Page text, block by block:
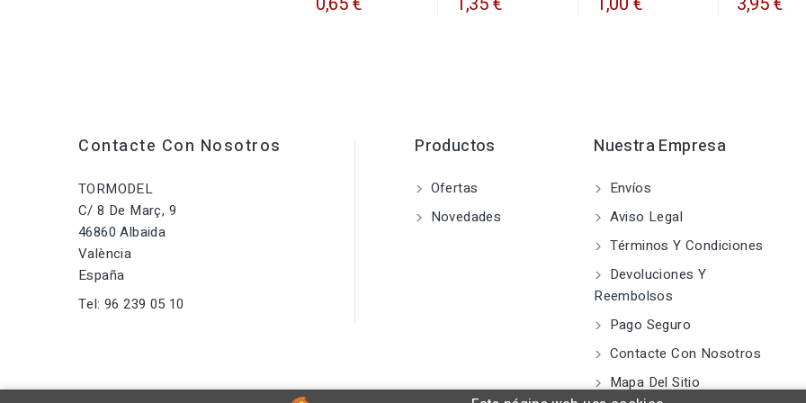
Contacte Con Nosotros
TORMODEL
C/ 8 De Març, 9
46860 Albaida
València
España
Tel: 96 239 05 10
Productos
Ofertas
Novedades
Nuestra Empresa
Envíos
Aviso Legal
Términos Y Condiciones
Devoluciones Y
Reembolsos
Pago Seguro
Contacte Con Nosotros
Mapa Del Sitio